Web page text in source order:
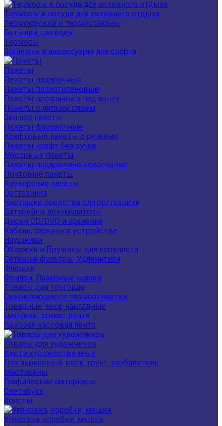
Термосы и посуда для активного отдыха
Термокружки и термостаканы
Бутылки для воды
Термосы
Шейкеры и аксессуары для спорта
Пакеты
Пакеты подарочные
Пакеты полиэтиленовые
Пакеты прозрачные под ленту
Пакеты с липким слоем
Зип лок пакеты
Пакеты фасовочные
Крафтовые пакеты с ручками
Пакеты крафт без ручек
Мусорные пакеты
Пакеты подарочные новогодние
Почтовые пакеты
Курьерские пакеты
Оргтехника
Чистящие средства для оргтехники
Батарейки, аккумуляторы
Диски CD/DVD и хранение
Кабель, зарядные устройства
Наушники
Обложки и Пружины для переплета
Сетевые фильтры, Удлинители
Флешки
Фонари, Лазерные указки
Товары для торговли
Самоклеющиеся термоэтикетки
Товарные чеки, накладные
Ценники, этикет лента
Чековая кассовая лента
Товары для художников
Кисти художественные
Лак акриловый, воск, грунт, разбавитель
Мастихины
Графические материалы
Скетчбуки
Холсты
Упаковка, коробки, мешки